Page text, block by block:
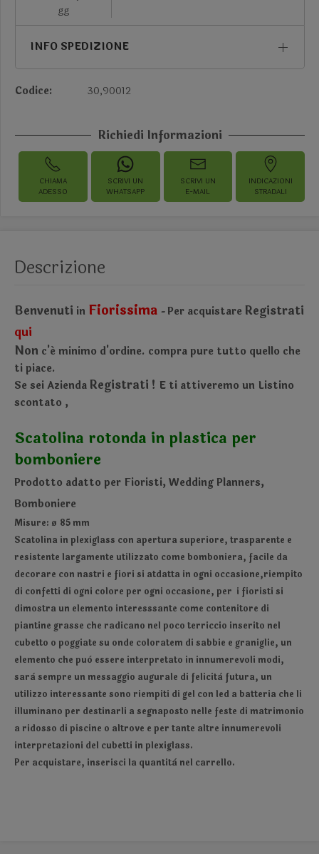
gg
INFO SPEDIZIONE
Codice: 30,90012
Richiedi Informazioni
CHIAMA
ADESSO
SCRIVI UN
WHATSAPP
SCRIVI UN
E-MAIL
INDICAZIONI
STRADALI
Descrizione
Benvenuti in Fiorissima - Per acquistare Registrati
qui
Non c'é minimo d'ordine. compra pure tutto quello che
ti piace.
Se sei Azienda Registrati ! E ti attiveremo un Listino
scontato ,
Scatolina rotonda in plastica per
bomboniere
Prodotto adatto per Fioristi, Wedding Planners,
Bomboniere
Misure: ø 85 mm
Scatolina in plexiglass con apertura superiore, trasparente e
resistente largamente utilizzato come bomboniera, facile da
decorare con nastri e fiori si atdatta in ogni occasione,riempito
di confetti di ogni colore per ogni occasione, per i fioristi si
dimostra un elemento interesssante come contenitore di
piantine grasse che radicano nel poco terriccio inserito nel
cubetto o poggiate su onde coloratem di sabbie e graniglie, un
elemento che può essere interpretato in innumerevoli modi,
sarà sempre un messaggio augurale di felicità futura, un
utilizzo interessante sono riempiti di gel con led a batteria che li
illuminano per destinarli a segnaposto nelle feste di matrimonio
a ridosso di piscine o altrove e per tante altre innumerevoli
interpretazioni del cubetti in plexiglass.
Per acquistare, inserisci la quantità nel carrello.